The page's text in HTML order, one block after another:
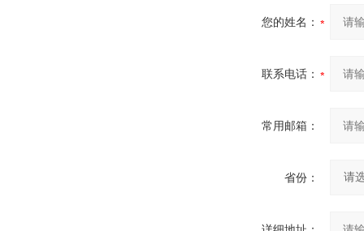
您的姓名：
联系电话：
常用邮箱：
省份：